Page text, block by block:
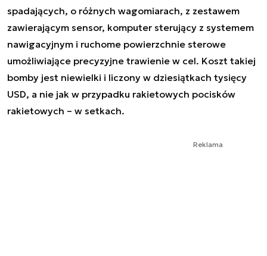
spadających, o różnych wagomiarach, z zestawem
zawierającym sensor, komputer sterujący z systemem
nawigacyjnym i ruchome powierzchnie sterowe
umożliwiające precyzyjne trawienie w cel. Koszt takiej
bomby jest niewielki i liczony w dziesiątkach tysięcy
USD, a nie jak w przypadku rakietowych pocisków
rakietowych – w setkach.
Reklama